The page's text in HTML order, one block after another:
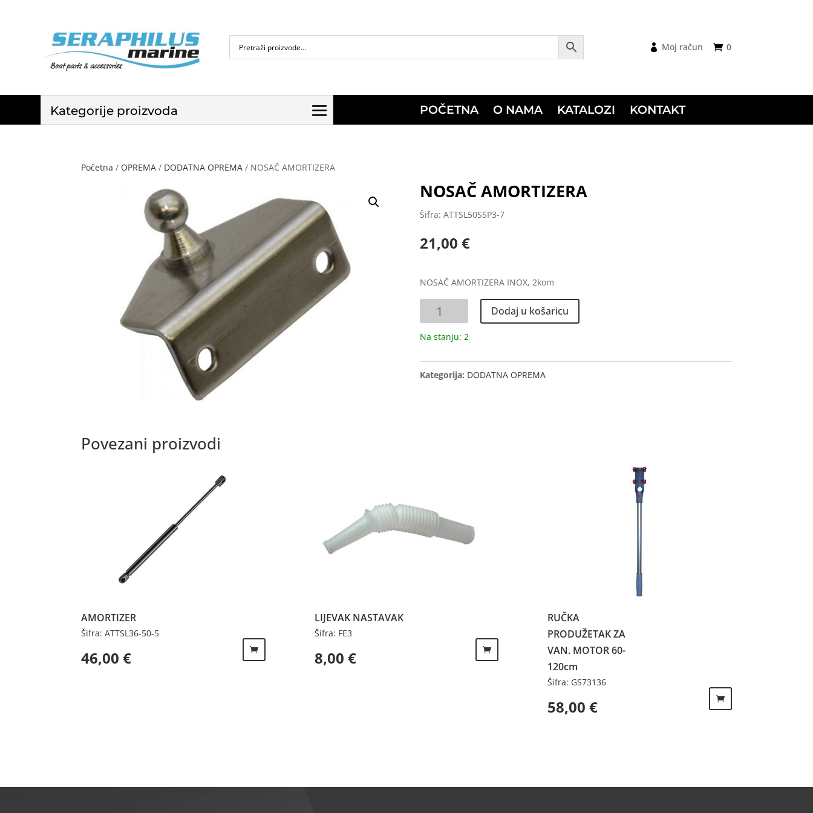
0
Moj račun
Kategorije proizvoda POČETNA O NAMA KATALOZI KONTAKT
Početna / OPREMA / DODATNA OPREMA / NOSAČ AMORTIZERA
NOSAČ AMORTIZERA
Šifra: ATTSL50SSP3-7
21,00 €
NOSAČ AMORTIZERA INOX, 2kom
NOSAČ
AMORTIZERA
količina
Dodaj u košaricu
Na stanju: 2
Kategorija: DODATNA OPREMA
Povezani proizvodi
AMORTIZER
Šifra: ATTSL36-50-5
46,00€
LIJEVAK NASTAVAK
Šifra: FE3
8,00 €
RUČKA
PRODUŽETAK ZA
VAN. MOTOR 60-
120cm
Šifra: GS73136
58,00 €